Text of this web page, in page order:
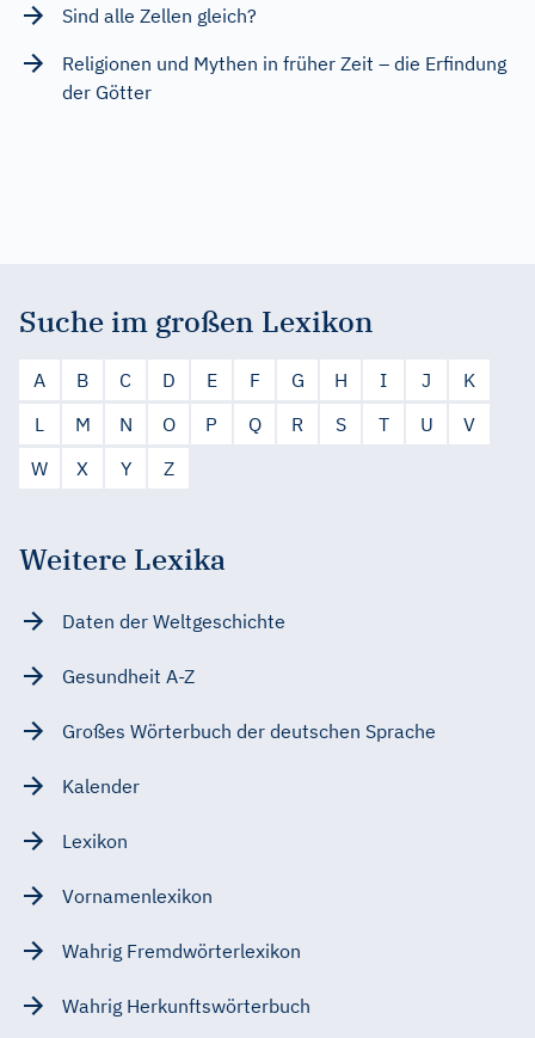
Sind alle Zellen gleich?
Religionen und Mythen in früher Zeit – die Erfindung
der Götter
Suche im großen Lexikon
A B C D E F G H I J
K
L
M N O P Q R S T U
V
W
X Y Z
Weitere Lexika
Daten der Weltgeschichte
Gesundheit A-Z
Großes Wörterbuch der deutschen Sprache
Kalender
Lexikon
Vornamenlexikon
Wahrig Fremdwörterlexikon
Wahrig Herkunftswörterbuch